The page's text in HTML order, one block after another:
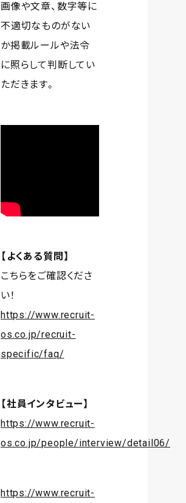
画像や文章、数字等に
不適切なものがない
か掲載ルールや法令
に照らして判断してい
ただきます。
【よくある質問】
こちらをご確認くださ
い！
https://www.recruit-
os.co.jp/recruit-
specific/faq/
【社員インタビュー】
https://www.recruit-
os.co.jp/people/interview/detail06/
https://www.recruit-